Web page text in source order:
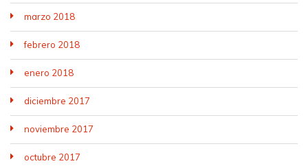
marzo 2018
febrero 2018
enero 2018
diciembre 2017
noviembre 2017
octubre 2017